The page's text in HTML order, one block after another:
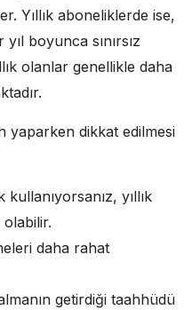
Yıllık aboneliklerde ise,
boyunca sınırsız
olanlar genellikle daha
yaparken dikkat edilmesi
yıllık
daha rahat
getirdiği taahhüdü